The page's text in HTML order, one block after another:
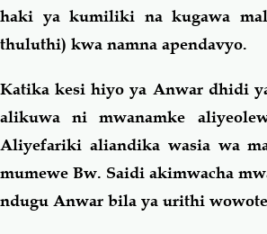
haki ya kumiliki na kugawa
thuluthi) kwa namna apendavyo.
Katika kesi hiyo ya Anwar dhidi
alikuwa ni mwanamke
Aliyefariki aliandika wasia wa
mumewe Bw. Saidi akimwacha
ndugu Anwar bila ya urithi